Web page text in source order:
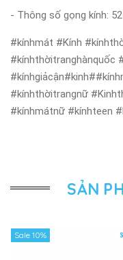
- Thông số gọng kính:
#kínhmát #Kính
#kínhthờitranghànquốc
#kínhthờitrangnữ
#kínhmátnữ #kínhteen
SẢN
Sale 10%